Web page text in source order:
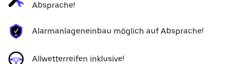
Absprache!
Alarmanlageneinbau möglich auf Absprache!
Allwetterreifen inklusive!